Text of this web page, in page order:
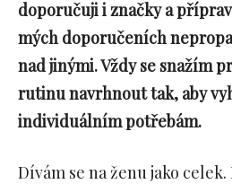
doporučuji i značky a
mých doporučeních
nad jinými. Vždy se snažím
rutinu navrhnout tak, aby
individuálním potřebám.
Dívám se na ženu jako